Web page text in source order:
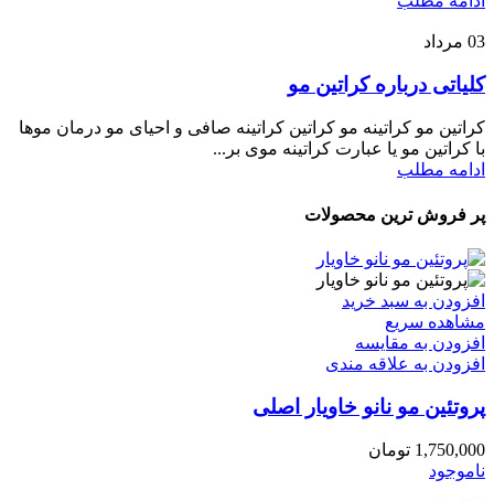
03 مرداد
کلیاتی درباره کراتین مو
کراتین مو کراتینه مو کراتین کراتینه صافی و احیای مو درمان موها
با کراتین مو یا عبارت کراتینه موی بر...
ادامه مطلب
پر فروش ترین محصولات
افزودن به سبد خرید
مشاهده سریع
افزودن به مقایسه
افزودن به علاقه مندی
پروتئین مو نانو خاویار اصلی
1,750,000 تومان
ناموجود